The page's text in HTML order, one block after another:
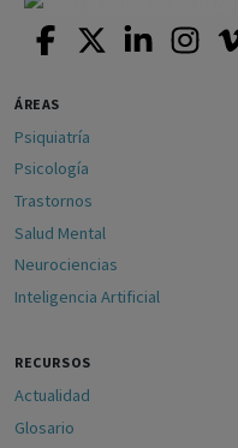
ÁREAS
Psiquiatría
Psicología
Trastornos
Salud Mental
Neurociencias
Inteligencia Artificial
RECURSOS
Actualidad
Glosario